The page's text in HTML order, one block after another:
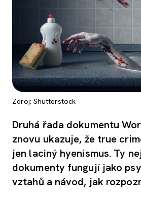
Zdroj: Shutterstock
Druhá řada dokumentu
znovu ukazuje, že true
jen laciný hyenismus. Ty
dokumenty fungují jako
vztahů a návod, jak